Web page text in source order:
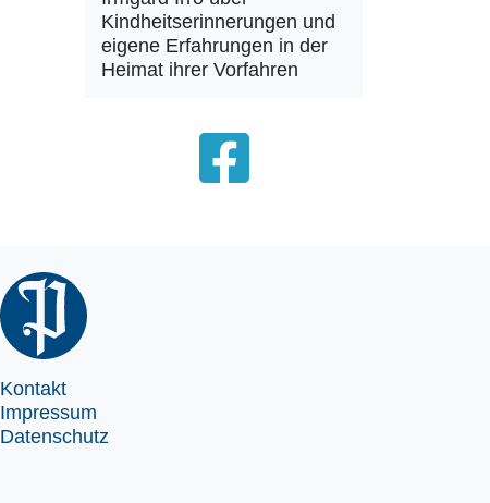
Kindheitserinnerungen und
eigene Erfahrungen in der
Heimat ihrer Vorfahren
Kontakt
Impressum
Datenschutz